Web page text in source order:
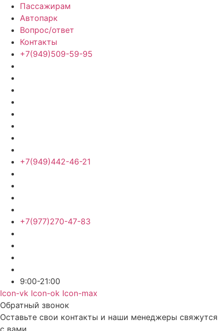
Пассажирам
Автопарк
Вопрос/ответ
Контакты
+7(949)509-59-95
+7(949)442-46-21
+7(977)270-47-83
9:00-21:00
Icon-vk Icon-ok Icon-max
Обратный звонок
Оставьте свои контакты и наши менеджеры свяжутся